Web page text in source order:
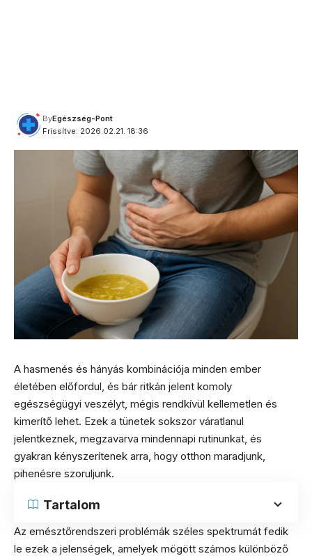
Frissítve: 2026.02.21. 18:36
ByEgészség-Pont
A hasmenés és hányás kombinációja minden ember
életében előfordul, és bár ritkán jelent komoly
egészségügyi veszélyt, mégis rendkívül kellemetlen és
kimerítő lehet. Ezek a tünetek sokszor váratlanul
jelentkeznek, megzavarva mindennapi rutinunkat, és
gyakran kényszerítenek arra, hogy otthon maradjunk,
pihenésre szoruljunk.
Tartalom
Az emésztőrendszeri problémák széles spektrumát fedik
le ezek a jelenségek, amelyek mögött számos különböző